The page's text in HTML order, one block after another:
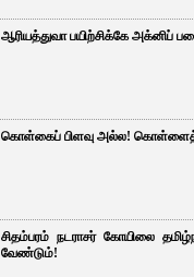
ஆரியத்துவா பயிற்சிக்கே அக்னிப்
கொள்கைப் பிளவு அல்ல! கொள்ளைத்
சிதம்பரம் நடராசர் கோயிலை
வேண்டும்!